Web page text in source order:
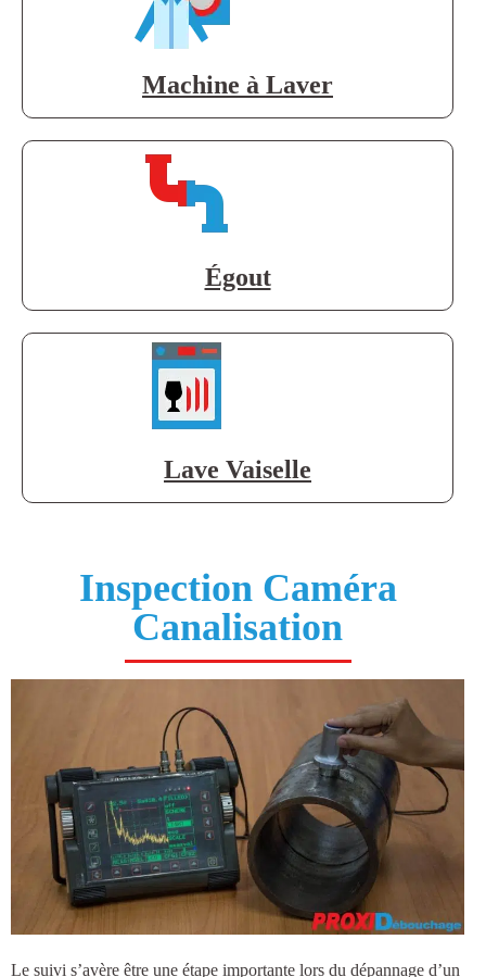
Machine à Laver
Égout
Lave Vaiselle
Inspection Caméra
Canalisation
Le suivi s’avère être une étape importante lors du dépannage d’un